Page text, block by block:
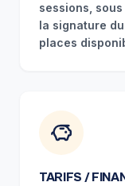
sessions,
la signature
places
TARIFS /